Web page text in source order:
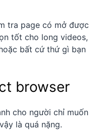
tra page có mở được
tốt cho long videos,
bất cứ thứ gì bạn
browser
cho người chỉ muốn
là quá nặng.